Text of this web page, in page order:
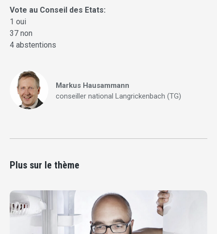
Vote au Conseil des Etats:
1 oui
37 non
4 abstentions
Markus Hausammann
conseiller national Langrickenbach (TG)
Plus sur le thème